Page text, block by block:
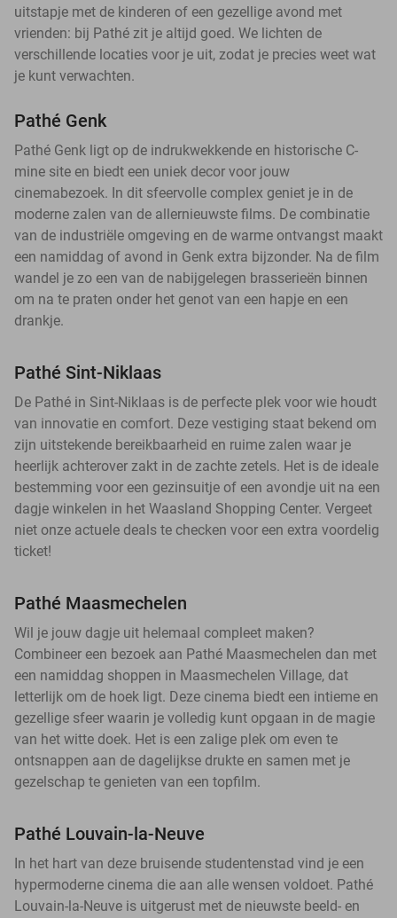
uitstapje met de kinderen of een gezellige avond met
vrienden: bij Pathé zit je altijd goed. We lichten de
verschillende locaties voor je uit, zodat je precies weet wat
je kunt verwachten.
Pathé Genk
Pathé Genk ligt op de indrukwekkende en historische C-
mine site en biedt een uniek decor voor jouw
cinemabezoek. In dit sfeervolle complex geniet je in de
moderne zalen van de allernieuwste films. De combinatie
van de industriële omgeving en de warme ontvangst maakt
een namiddag of avond in Genk extra bijzonder. Na de film
wandel je zo een van de nabijgelegen brasserieën binnen
om na te praten onder het genot van een hapje en een
drankje.
Pathé Sint-Niklaas
De Pathé in Sint-Niklaas is de perfecte plek voor wie houdt
van innovatie en comfort. Deze vestiging staat bekend om
zijn uitstekende bereikbaarheid en ruime zalen waar je
heerlijk achterover zakt in de zachte zetels. Het is de ideale
bestemming voor een gezinsuitje of een avondje uit na een
dagje winkelen in het Waasland Shopping Center. Vergeet
niet onze actuele deals te checken voor een extra voordelig
ticket!
Pathé Maasmechelen
Wil je jouw dagje uit helemaal compleet maken?
Combineer een bezoek aan Pathé Maasmechelen dan met
een namiddag shoppen in Maasmechelen Village, dat
letterlijk om de hoek ligt. Deze cinema biedt een intieme en
gezellige sfeer waarin je volledig kunt opgaan in de magie
van het witte doek. Het is een zalige plek om even te
ontsnappen aan de dagelijkse drukte en samen met je
gezelschap te genieten van een topfilm.
Pathé Louvain-la-Neuve
In het hart van deze bruisende studentenstad vind je een
hypermoderne cinema die aan alle wensen voldoet. Pathé
Louvain-la-Neuve is uitgerust met de nieuwste beeld- en